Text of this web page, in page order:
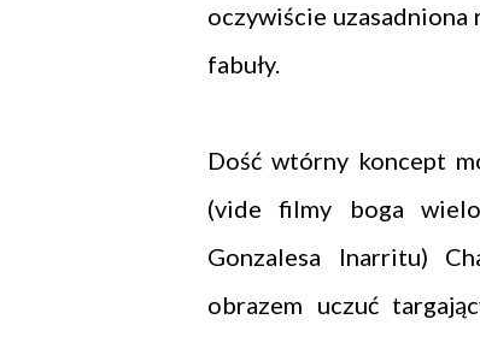
oczywiście
fabuły.
Dość wtórny koncept
(vide filmy boga
Gonzalesa Inarritu)
obrazem uczuć